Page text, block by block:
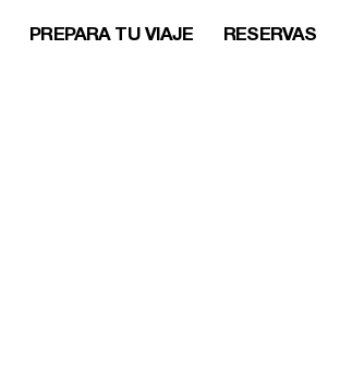
PREPARA TU VIAJE RESERVAS